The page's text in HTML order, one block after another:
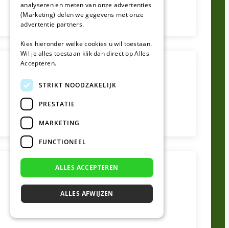
analyseren en meten van onze advertenties
(Marketing) delen we gegevens met onze
advertentie partners.
Kies hieronder welke cookies u wil toestaan.
Wil je alles toestaan klik dan direct op Alles
Accepteren.
STRIKT NOODZAKELIJK
PRESTATIE
MARKETING
FUNCTIONEEL
ALLES ACCEPTEREN
ALLES AFWIJZEN